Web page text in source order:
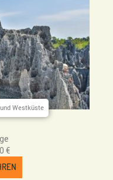
Westküste
€